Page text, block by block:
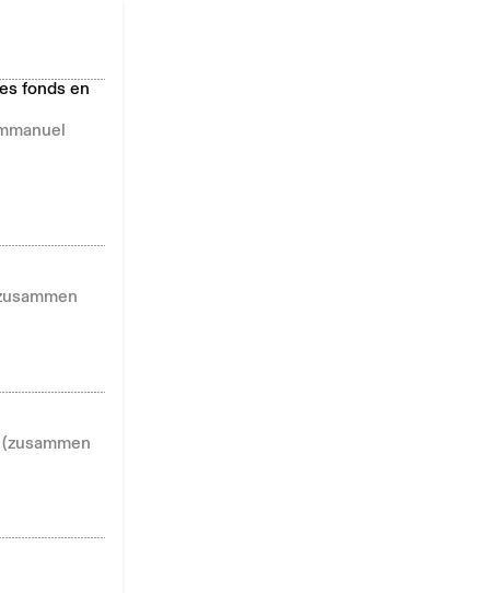
fonds en